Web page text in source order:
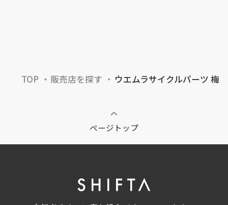
TOP 販売店を探す ウエムラサイクルパーツ 梅
ページトップ